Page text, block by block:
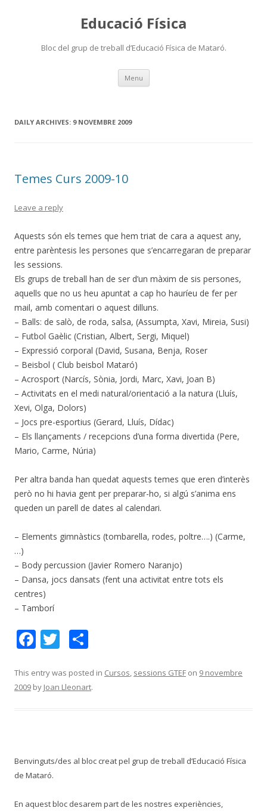
Educació Física
Bloc del grup de treball d’Educació Física de Mataró.
Menu Skip
content
DAILY ARCHIVES: 9 NOVEMBRE 2009
Temes Curs 2009-10
Leave a reply
Aquests són els temes que hem triat de cara a aquest any,
entre parèntesis les persones que s’encarregaran de preparar
les sessions.
Els grups de treball han de ser d’un màxim de sis persones,
aquells que no us heu apuntat a cap ho hauríeu de fer per
mail, amb comentari o aquest dilluns.
– Balls: de salò, de roda, salsa, (Assumpta, Xavi, Mireia, Susi)
– Futbol Gaèlic (Cristian, Albert, Sergi, Miquel)
– Expressió corporal (David, Susana, Benja, Roser
– Beisbol ( Club beisbol Mataró)
– Acrosport (Narcís, Sònia, Jordi, Marc, Xavi, Joan B)
– Activitats en el medi natural/orientació a la natura (Lluís,
Xevi, Olga, Dolors)
– Jocs pre-esportius (Gerard, Lluís, Dídac)
– Els llançaments / recepcions d’una forma divertida (Pere,
Mario, Carme, Núria)
Per altra banda han quedat aquests temes que eren d’interès
però no hi havia gent per preparar-ho, si algú s’anima ens
queden un parell de dates al calendari.
– Elements gimnàstics (tombarella, rodes, poltre….) (Carme,
…)
– Body percussion (Javier Romero Naranjo)
– Dansa, jocs dansats (fent una activitat entre tots els
centres)
– Tamborí
F
e
b
k
T
itt
er
m
p
ix
This entry was posted in Cursos, sessions GTEF on 9 novembre
2009 by Joan Lleonart.
Benvinguts/des al bloc creat pel grup de treball d’Educació Física
de Mataró.
En aquest bloc desarem part de les nostres experiències,